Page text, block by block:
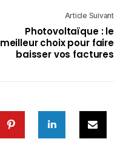
Article Suivant
Photovoltaïque : le
meilleur choix pour faire
baisser vos factures